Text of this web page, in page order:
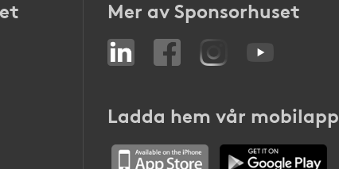
Mer av Sponsorhuset
Ladda hem vår mobilapp